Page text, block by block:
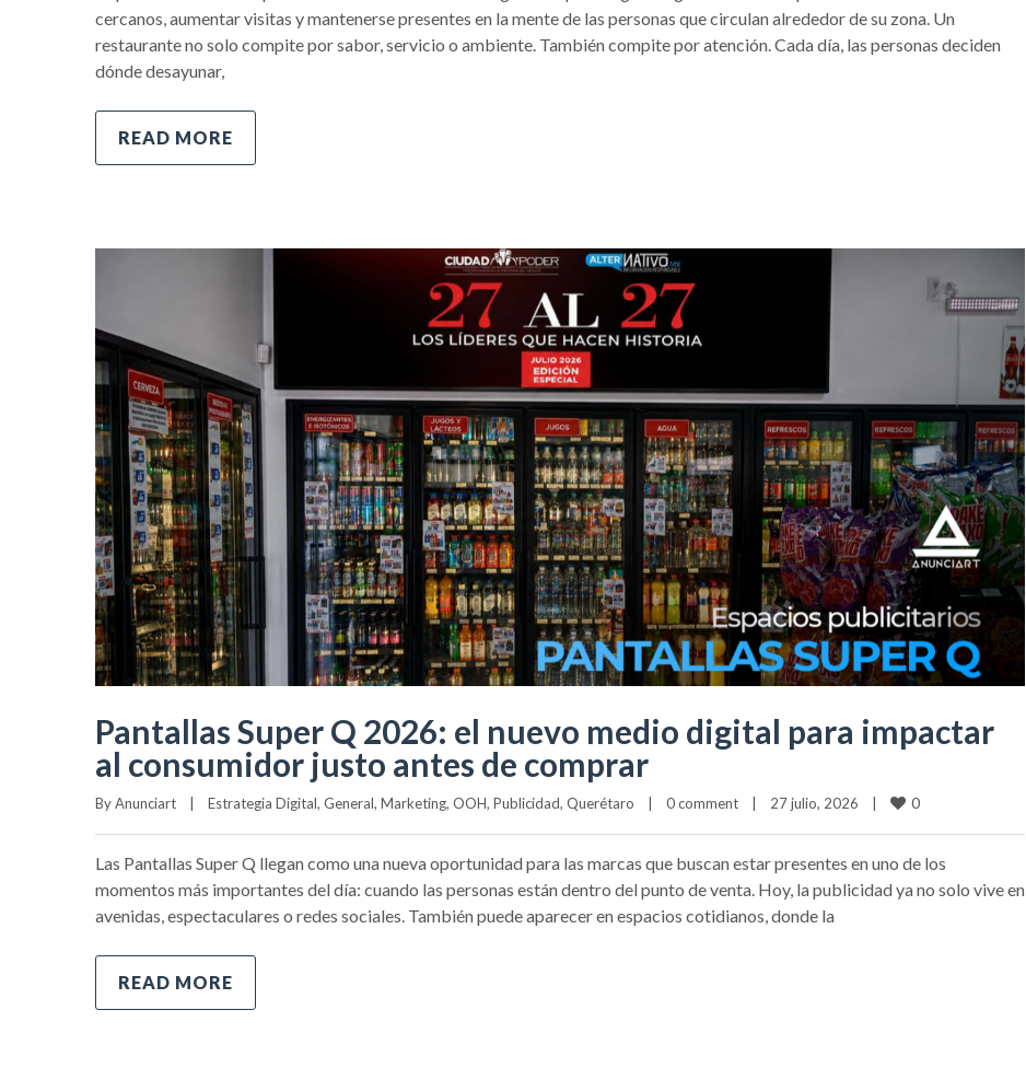
cercanos, aumentar visitas y mantenerse presentes en la mente de las personas que circulan alrededor de su zona. Un
restaurante no solo compite por sabor, servicio o ambiente. También compite por atención. Cada día, las personas deciden
dónde desayunar,
READ MORE
Pantallas Super Q 2026: el nuevo medio digital para impactar
al consumidor justo antes de comprar
By Anunciart Estrategia Digital, General, Marketing, OOH, Publicidad, Querétaro 0 comment 27 julio, 2026 0
Las Pantallas Super Q llegan como una nueva oportunidad para las marcas que buscan estar presentes en uno de los
momentos más importantes del día: cuando las personas están dentro del punto de venta. Hoy, la publicidad ya no solo vive en
avenidas, espectaculares o redes sociales. También puede aparecer en espacios cotidianos, donde la
READ MORE